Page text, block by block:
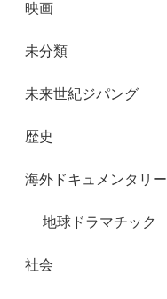
映画
未分類
未来世紀ジパング
歴史
海外ドキュメンタリー
地球ドラマチック
社会